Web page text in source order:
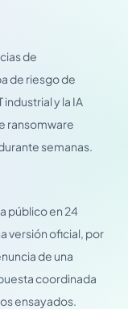
de
de riesgo de
y la IA
ransomware
semanas.
público en 24
versión oficial, por
de una
coordinada
ensayados.